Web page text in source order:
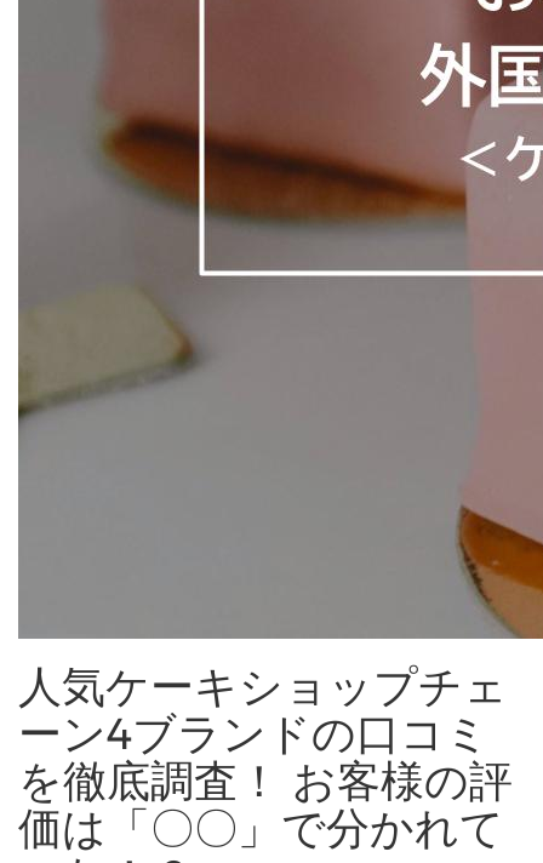
人気ケーキショップチェ
ーン4ブランドの口コミ
を徹底調査！ お客様の評
価は「〇〇」で分かれて